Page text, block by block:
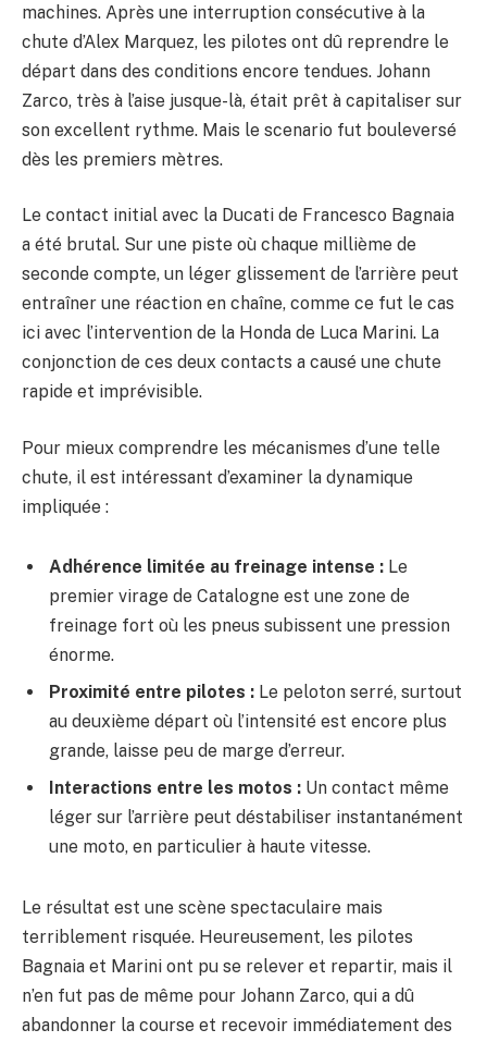
machines. Après une interruption consécutive à la
chute d’Alex Marquez, les pilotes ont dû reprendre le
départ dans des conditions encore tendues. Johann
Zarco, très à l’aise jusque-là, était prêt à capitaliser sur
son excellent rythme. Mais le scenario fut bouleversé
dès les premiers mètres.
Le contact initial avec la Ducati de Francesco Bagnaia
a été brutal. Sur une piste où chaque millième de
seconde compte, un léger glissement de l’arrière peut
entraîner une réaction en chaîne, comme ce fut le cas
ici avec l’intervention de la Honda de Luca Marini. La
conjonction de ces deux contacts a causé une chute
rapide et imprévisible.
Pour mieux comprendre les mécanismes d’une telle
chute, il est intéressant d’examiner la dynamique
impliquée :
Adhérence limitée au freinage intense : Le
premier virage de Catalogne est une zone de
freinage fort où les pneus subissent une pression
énorme.
Proximité entre pilotes : Le peloton serré, surtout
au deuxième départ où l’intensité est encore plus
grande, laisse peu de marge d’erreur.
Interactions entre les motos : Un contact même
léger sur l’arrière peut déstabiliser instantanément
une moto, en particulier à haute vitesse.
Le résultat est une scène spectaculaire mais
terriblement risquée. Heureusement, les pilotes
Bagnaia et Marini ont pu se relever et repartir, mais il
n’en fut pas de même pour Johann Zarco, qui a dû
abandonner la course et recevoir immédiatement des